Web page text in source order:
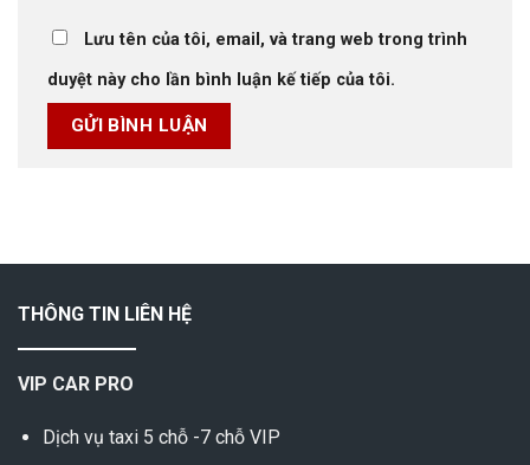
Lưu tên của tôi, email, và trang web trong trình
duyệt này cho lần bình luận kế tiếp của tôi.
THÔNG TIN LIÊN HỆ
VIP CAR PRO
Dịch vụ taxi 5 chỗ -7 chỗ VIP